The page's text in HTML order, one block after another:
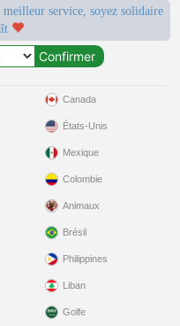
service, soyez solidaire
Canada
États-Unis
Mexique
Colombie
Animaux
Brésil
Philippines
Liban
Golfe